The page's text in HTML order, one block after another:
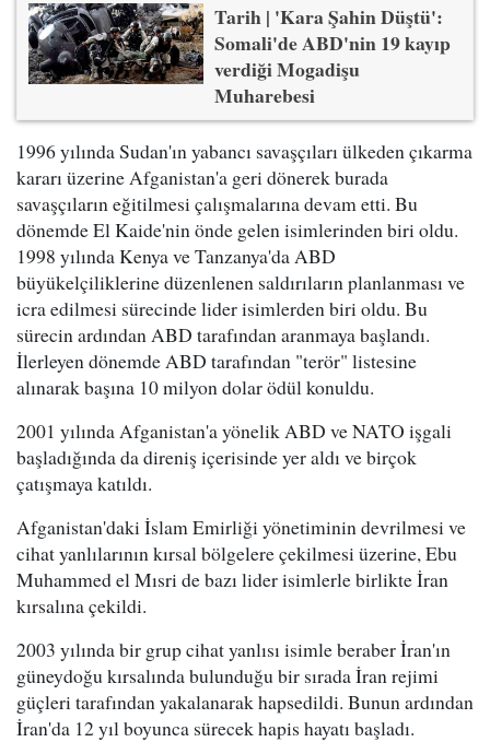
Tarih | 'Kara Şahin Düştü':
Somali'de ABD'nin 19 kayıp
verdiği Mogadişu
Muharebesi
1996 yılında Sudan'ın yabancı savaşçıları ülkeden çıkarma
kararı üzerine Afganistan'a geri dönerek burada
savaşçıların eğitilmesi çalışmalarına devam etti. Bu
dönemde El Kaide'nin önde gelen isimlerinden biri oldu.
1998 yılında Kenya ve Tanzanya'da ABD
büyükelçiliklerine düzenlenen saldırıların planlanması ve
icra edilmesi sürecinde lider isimlerden biri oldu. Bu
sürecin ardından ABD tarafından aranmaya başlandı.
İlerleyen dönemde ABD tarafından "terör" listesine
alınarak başına 10 milyon dolar ödül konuldu.
2001 yılında Afganistan'a yönelik ABD ve NATO işgali
başladığında da direniş içerisinde yer aldı ve birçok
çatışmaya katıldı.
Afganistan'daki İslam Emirliği yönetiminin devrilmesi ve
cihat yanlılarının kırsal bölgelere çekilmesi üzerine, Ebu
Muhammed el Mısri de bazı lider isimlerle birlikte İran
kırsalına çekildi.
2003 yılında bir grup cihat yanlısı isimle beraber İran'ın
güneydoğu kırsalında bulunduğu bir sırada İran rejimi
güçleri tarafından yakalanarak hapsedildi. Bunun ardından
İran'da 12 yıl boyunca sürecek hapis hayatı başladı.